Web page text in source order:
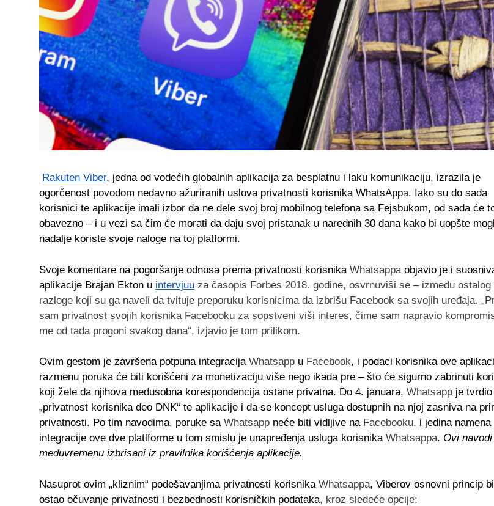
Rakuten Viber, jedna od vodećih globalnih aplikacija za besplatnu i laku komunikaciju, izrazila je
ogorčenost povodom nedavno ažuriranih uslova privatnosti korisnika WhatsAppa. Iako su do sada
korisnici te aplikacije imali izbor da ne dele svoj broj mobilnog telefona sa Fejsbukom, od sada će
obavezno – i u vezi sa čim će morati da daju svoj pristanak u narednih 30 dana kako bi uopšte
nadalje koriste svoje naloge na toj platformi.
Svoje komentare na pogoršanje odnosa prema privatnosti korisnika Whatsappa objavio je i
aplikacije Brajan Ekton u intervjuu za časopis Forbes 2018. godine, osvrnuviši se – između ostalog
razloge koji su ga naveli da tvituje preporuku korisnicima da izbrišu Facebook sa svojih uređaja.
sam privatnost svojih korisnika Facebooku za sopstveni viši interes, čime sam napravio
me od tada progoni svakog dana“, izjavio je tom prilikom.
Ovim gestom je završena potpuna integracija Whatsapp u Facebook, i podaci korisnika ove
razmenu poruka će biti korišćeni za monetizaciju više nego ikada pre – što će sigurno zabrinuti
koji žele da njihova međusobna korespondencija ostane privatna. Do 4. januara, Whatsapp je
„privatnost korisnika deo DNK“ te aplikacije i da se koncept usluga dostupnih na njoj zasniva na
privatnosti. Po tim navodima, poruke sa Whatsapp neće biti vidljive na Facebooku, i jedina namena
integracije ove dve platlforme u tom smislu je unapređenja usluga korisnika Whatsappa. Ovi
međuvremenu izbrisani iz pravilnika korišćenja aplikacije.
Nasuprot ovim „kliznim“ podešavanjima privatnosti korisnika Whatsappa, Viberov osnovni princip
ostao očuvanje privatnosti i bezbednosti korisničkih podataka, kroz sledeće opcije: